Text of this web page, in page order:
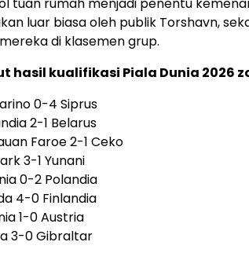
luar biasa oleh publik Torshavn,
di klasemen grup.
hasil kualifikasi Piala Dunia 2026
0-4 Siprus
2-1 Belarus
Faroe 2-1 Ceko
3-1 Yunani
0-2 Polandia
4-0 Finlandia
1-0 Austria
3-0 Gibraltar